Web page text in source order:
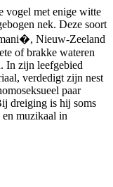
vogel met enige witte
nek. Deze soort
Nieuw-Zeeland
of brakke wateren
In zijn leefgebied
verdedigt zijn nest
paar
dreiging is hij soms
en muzikaal in